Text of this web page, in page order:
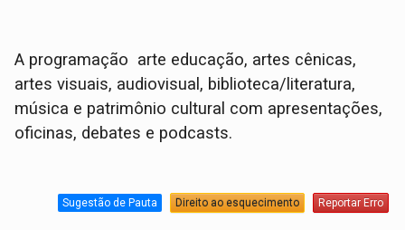
A programação arte educação, artes cênicas,
artes visuais, audiovisual, biblioteca/literatura,
música e patrimônio cultural com apresentações,
oficinas, debates e podcasts.
Sugestão de Pauta Direito ao esquecimento Reportar Erro